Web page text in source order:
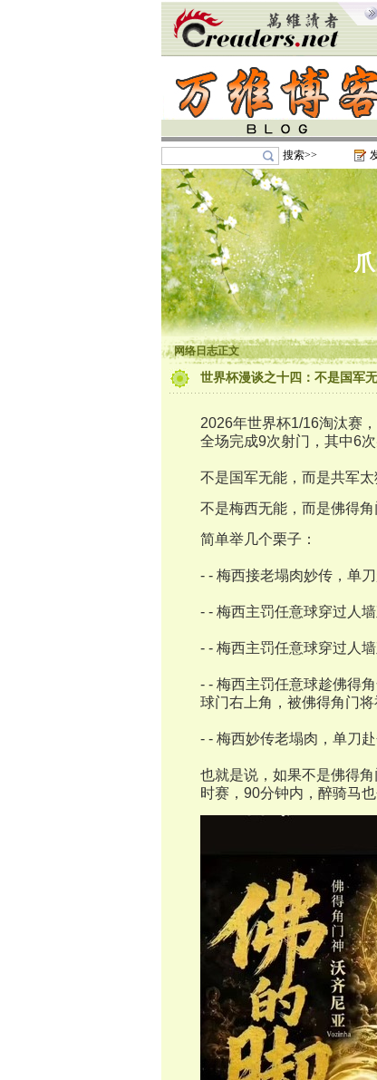
搜索>>
网络日志正文
世界杯漫谈之十四：不是国军
2026年世界杯1/16淘汰赛
全场完成9次射门，其中6次
不是国军无能，而是共军太
不是梅西无能，而是佛得角
简单举几个栗子：
- - 梅西接老塌肉妙传，单
- - 梅西主罚任意球穿过人
- - 梅西主罚任意球穿过人
- - 梅西主罚任意球趁佛得
球门右上角，被佛得角门将
- - 梅西妙传老塌肉，单刀
也就是说，如果不是佛得
时赛，90分钟内，醉骑马